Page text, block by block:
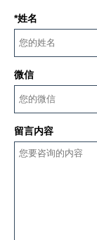
*姓名
微信
留言内容